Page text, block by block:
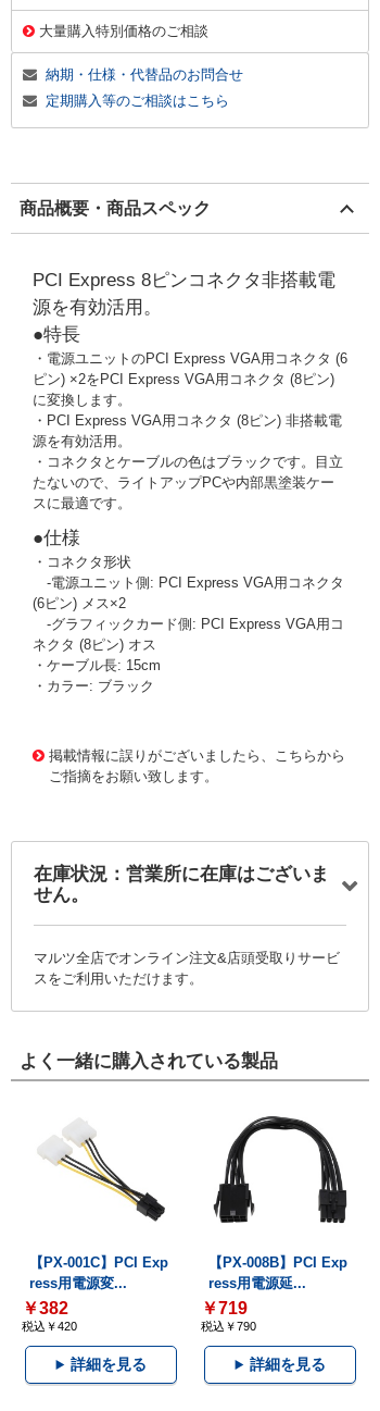
大量購入特別価格のご相談
納期・仕様・代替品のお問合せ
定期購入等のご相談はこちら
商品概要・商品スペック
PCI Express 8ピンコネクタ非搭載電
源を有効活用。
●特長
・電源ユニットのPCI Express VGA用コネクタ (6
ピン) ×2をPCI Express VGA用コネクタ (8ピン)
に変換します。
・PCI Express VGA用コネクタ (8ピン) 非搭載電
源を有効活用。
・コネクタとケーブルの色はブラックです。目立
たないので、ライトアップPCや内部黒塗装ケー
スに最適です。
●仕様
・コネクタ形状
‐電源ユニット側: PCI Express VGA用コネクタ
(6ピン) メス×2
‐グラフィックカード側: PCI Express VGA用コ
ネクタ (8ピン) オス
・ケーブル長: 15cm
・カラー: ブラック
掲載情報に誤りがございましたら、こちらから
ご指摘をお願い致します。
在庫状況：営業所に在庫はございま
せん。
マルツ全店でオンライン注文&店頭受取りサービ
スをご利用いただけます。
よく一緒に購入されている製品
【PX-001C】PCI Exp
ress用電源変...
￥382
税込￥420
詳細を見る
【PX-008B】PCI Exp
ress用電源延...
￥719
税込￥790
詳細を見る